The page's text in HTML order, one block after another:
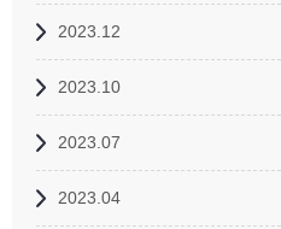
2023.12
2023.10
2023.07
2023.04